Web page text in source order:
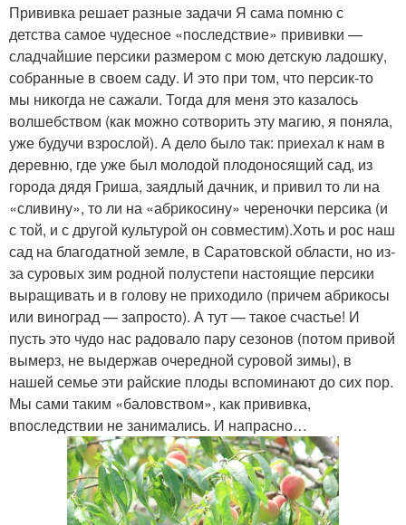
Прививка решает разные задачи Я сама помню с
детства самое чудесное «последствие» прививки —
сладчайшие персики размером с мою детскую ладошку,
собранные в своем саду. И это при том, что персик-то
мы никогда не сажали. Тогда для меня это казалось
волшебством (как можно сотворить эту магию, я поняла,
уже будучи взрослой). А дело было так: приехал к нам в
деревню, где уже был молодой плодоносящий сад, из
города дядя Гриша, заядлый дачник, и привил то ли на
«сливину», то ли на «абрикосину» череночки персика (и
с той, и с другой культурой он совместим).Хоть и рос наш
сад на благодатной земле, в Саратовской области, но из-
за суровых зим родной полустепи настоящие персики
выращивать и в голову не приходило (причем абрикосы
или виноград — запросто). А тут — такое счастье! И
пусть это чудо нас радовало пару сезонов (потом привой
вымерз, не выдержав очередной суровой зимы), в
нашей семье эти райские плоды вспоминают до сих пор.
Мы сами таким «баловством», как прививка,
впоследствии не занимались. И напрасно…